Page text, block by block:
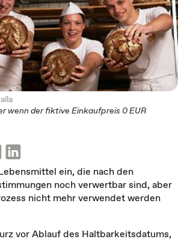
wenn der fiktive Einkaufpreis 0 EUR
ein, die nach den
noch verwertbar sind, aber
nicht mehr verwendet werden
vor Ablauf des Haltbarkeitsdatums,